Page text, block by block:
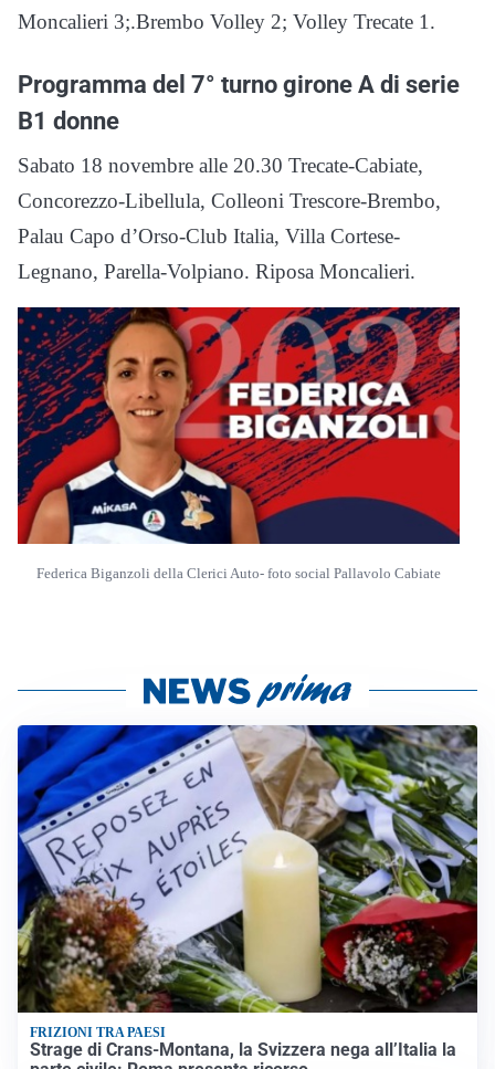
Moncalieri 3;.Brembo Volley 2; Volley Trecate 1.
Programma del 7° turno girone Adi serie
B1 donne
Sabato 18 novembre alle 20.30 Trecate-Cabiate,
Concorezzo-Libellula, Colleoni Trescore-Brembo,
Palau Capo d’Orso-Club Italia, Villa Cortese-
Legnano, Parella-Volpiano. Riposa Moncalieri.
Federica Biganzoli della Clerici Auto- foto social Pallavolo Cabiate
FRIZIONI TRA PAESI
Strage di Crans-Montana, la Svizzera nega all’Italia la